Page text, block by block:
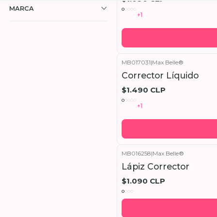
MARCA
+1
MB017031|Max Belle®
Corrector Líquido
$1.490 CLP
+1
MB016258|Max Belle®
Lápiz Corrector
$1.090 CLP